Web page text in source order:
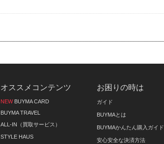
オススメコンテンツ
NEW BUYMA CARD
BUYMA TRAVEL
ALL-IN（買取サービス）
STYLE HAUS
お困りの時は
ガイド
BUYMAとは
BUYMAかんたん購入ガイド
安心安全な決済方法